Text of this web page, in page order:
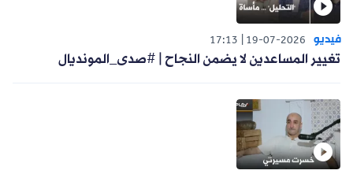
فيديو 19-07-2026
17:13
تغيير المساعدين لا يضمن النجاح | #صدى_المونديال